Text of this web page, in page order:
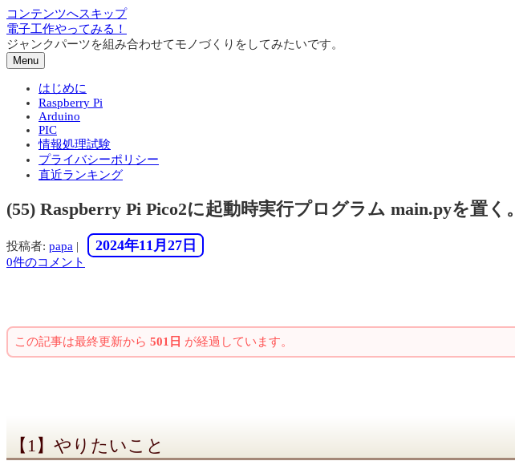
コンテンツへスキップ
電子工作やってみる！
ジャンクパーツを組み合わせてモノづくりをしてみたいです。
Menu
はじめに
Raspberry Pi
Arduino
PIC
情報処理試験
プライバシーポリシー
直近ランキング
(55) Raspberry Pi Pico2に起動時実行プログラム main.pyを置く。
投稿者: papa | 2024年11月27日
0件のコメント
この記事は最終更新から 501日 が経過しています。
【1】やりたいこと